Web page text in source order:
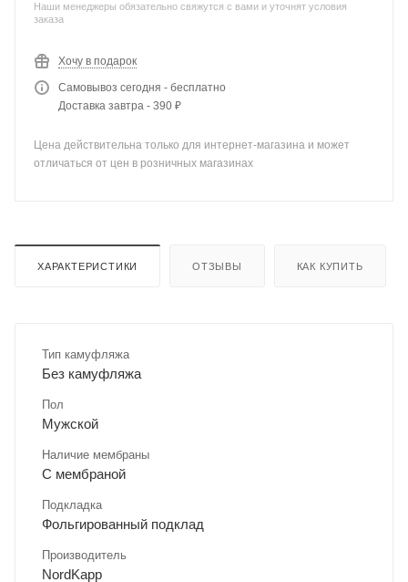
Наши менеджеры обязательно свяжутся с вами и уточнят условия
заказа
Хочу в подарок
Самовывоз сегодня - бесплатно
Доставка завтра - 390 ₽
Цена действительна только для интернет-магазина и может
отличаться от цен в розничных магазинах
ХАРАКТЕРИСТИКИ ОТЗЫВЫ КАК КУПИТЬ
Тип камуфляжа
Без камуфляжа
Пол
Мужской
Наличие мембраны
С мембраной
Подкладка
Фольгированный подклад
Производитель
NordKapp